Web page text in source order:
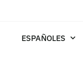
ESPAÑOLES